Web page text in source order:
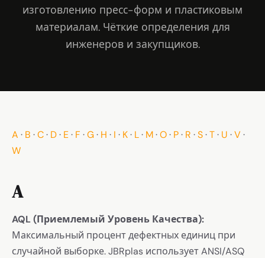
изготовлению пресс-форм и пластиковым
материалам. Чёткие определения для
инженеров и закупщиков.
A · B ·C· D· E· F ·G· H · I · K· L· M·O· P· R ·S·T· U ·V·
W
A
AQL (Приемлемый Уровень Качества):
Максимальный процент дефектных единиц при
случайной выборке. JBRplas использует ANSI/ASQ